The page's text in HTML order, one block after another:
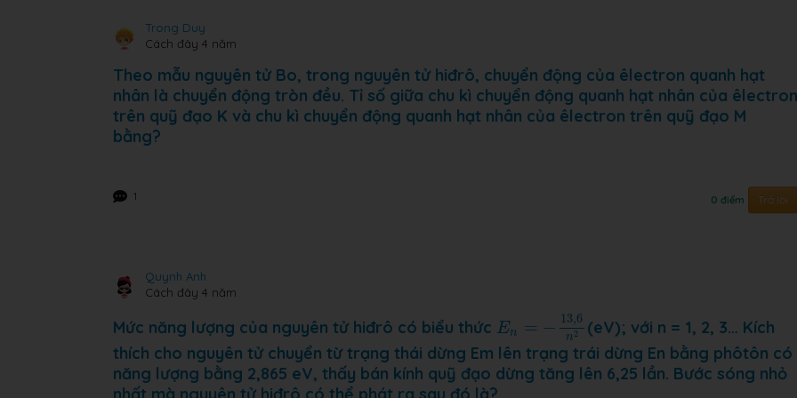
Trong Duy
Cách đây 4 năm
Theo mẫu nguyên tử Bo, trong nguyên tử hiđrô, chuyển động của êlectron quanh hạt
nhân là chuyển động tròn đều. Tỉ số giữa chu kì chuyển động quanh hạt nhân của êlectron
trên quỹ đạo K và chu kì chuyển động quanh hạt nhân của êlectron trên quỹ đạo M
bằng?
1 0 điểm Trả lời
Quynh Anh
Cách đây 4 năm
Mức năng lượng của nguyên tử hiđrô có biểu thức En = − 13,6
n2
6n 2
(eV); với n = 1, 2, 3… Kích
thích cho nguyên tử chuyển từ trạng thái dừng Em lên trạng trái dừng En bằng phôtôn có
năng lượng bằng 2,865 eV, thấy bán kính quỹ đạo dừng tăng lên 6,25 lần. Bước sóng nhỏ
nhất mà nguyên tử hiđrô có thể phát ra sau đó là?